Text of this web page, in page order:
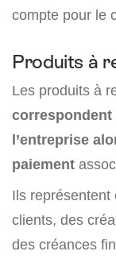
compte pour le
Produits à
Les produits à
correspondent
l’entreprise
paiement
Ils représentent
clients, des
des créances